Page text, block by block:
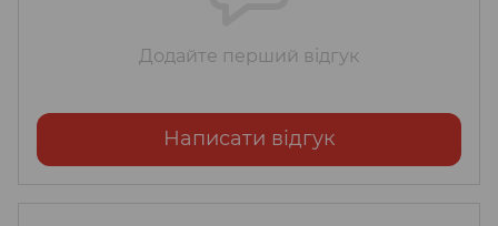
Додайте перший відгук
Написати відгук